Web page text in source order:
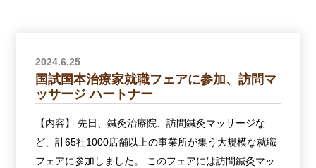
2024.6.25
国試国本治療家就職フェアに参加、訪問マ
ッサージ ハートナー
【内容】 先日、鍼灸治療院、訪問鍼灸マッサージな
ど、計65社1000店舗以上の事業所が集う大規模な就職
フェアに参加しました。 このフェアには訪問鍼灸マッ